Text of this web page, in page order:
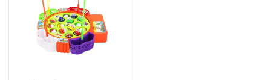
multiple
variants.